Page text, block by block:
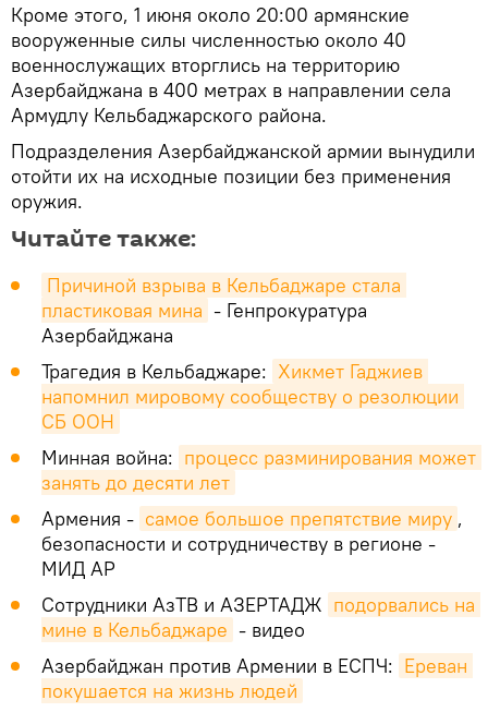
Кроме этого, 1 июня около 20:00 армянские
вооруженные силы численностью около 40
военнослужащих вторглись на территорию
Азербайджана в 400 метрах в направлении села
Армудлу Кельбаджарского района.
Подразделения Азербайджанской армии вынудили
отойти их на исходные позиции без применения
оружия.
Читайте также:
Причиной взрыва в Кельбаджаре стала
пластиковая мина - Генпрокуратура
Азербайджана
Трагедия в Кельбаджаре: Хикмет Гаджиев
напомнил мировому сообществу о резолюции
СБ ООН
Минная война: процесс разминирования может
занять до десяти лет
Армения - самое большое препятствие миру ,
безопасности и сотрудничеству в регионе -
МИД АР
Сотрудники АзТВ и АЗЕРТАДЖ подорвались на
мине в Кельбаджаре - видео
Азербайджан против Армении в ЕСПЧ: Ереван
покушается на жизнь людей